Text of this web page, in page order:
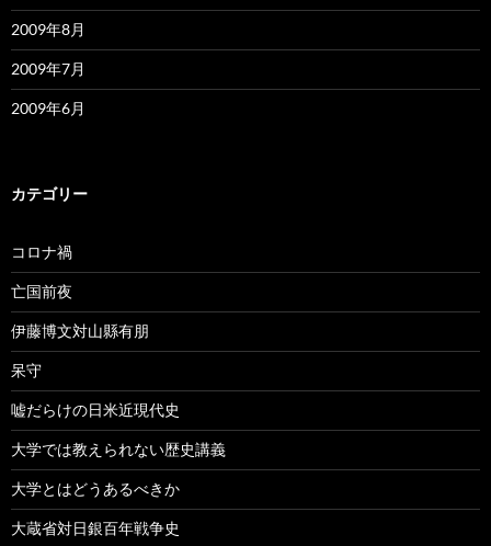
2009年8月
2009年7月
2009年6月
カテゴリー
コロナ禍
亡国前夜
伊藤博文対山縣有朋
呆守
嘘だらけの日米近現代史
大学では教えられない歴史講義
大学とはどうあるべきか
大蔵省対日銀百年戦争史